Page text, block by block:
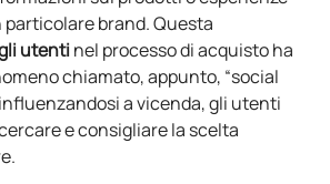
particolare brand. Questa
utentinel processo di acquisto ha
chiamato, appunto, “social
influenzandosi a vicenda, gli utenti
e consigliare la scelta